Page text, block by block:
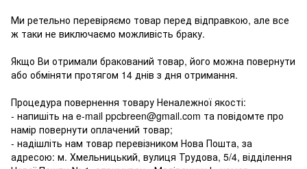
Ми ретельно перевіряємо товар перед відправкою, але все
ж таки не виключаємо можливість браку.
Якщо Ви отримали бракований товар, його можна повернути
або обміняти протягом 14 днів з дня отримання.
Процедура повернення товару Неналежної якості:
- напишіть на e-mail ppcbreen@gmail.com та повідомте про
намір повернути оплачений товар;
- надішліть нам товар перевізником Нова Пошта, за
адресою: м. Хмельницький, вулиця Трудова, 5/4, відділення